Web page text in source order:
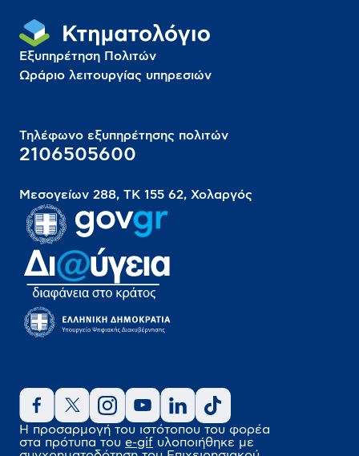
Εξυπηρέτηση Πολιτών
Ωράριο λειτουργίας υπηρεσιών
Τηλέφωνο εξυπηρέτησης πολιτών
2106505600
Μεσογείων 288, ΤΚ 155 62, Χολαργός
Η προσαρμογή του ιστότοπου του φορέα
στα πρότυπα του e-gif υλοποιήθηκε με